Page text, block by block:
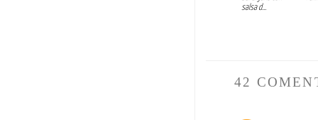
salsa d...
42